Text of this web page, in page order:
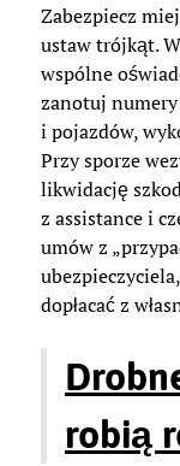
Zabezpiecz
ustaw trójkąt.
wspólne
zanotuj
i pojazdów,
Przy sporze
likwidację
z assistance i
umów z
dopłacać z
robią